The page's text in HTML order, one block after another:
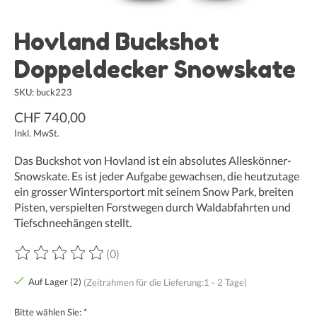
Hovland Buckshot
Doppeldecker Snowskate
SKU: buck223
CHF 740,00
Inkl. MwSt.
Das Buckshot von Hovland ist ein absolutes Alleskönner-
Snowskate. Es ist jeder Aufgabe gewachsen, die heutzutage
ein grosser Wintersportort mit seinem Snow Park, breiten
Pisten, verspielten Forstwegen durch Waldabfahrten und
Tiefschneehängen stellt.
Die Bewertung dieses Produkts ist
(0)
Auf Lager (2) (Zeitrahmen für die Lieferung:1 - 2 Tage)
Bitte wählen Sie:*